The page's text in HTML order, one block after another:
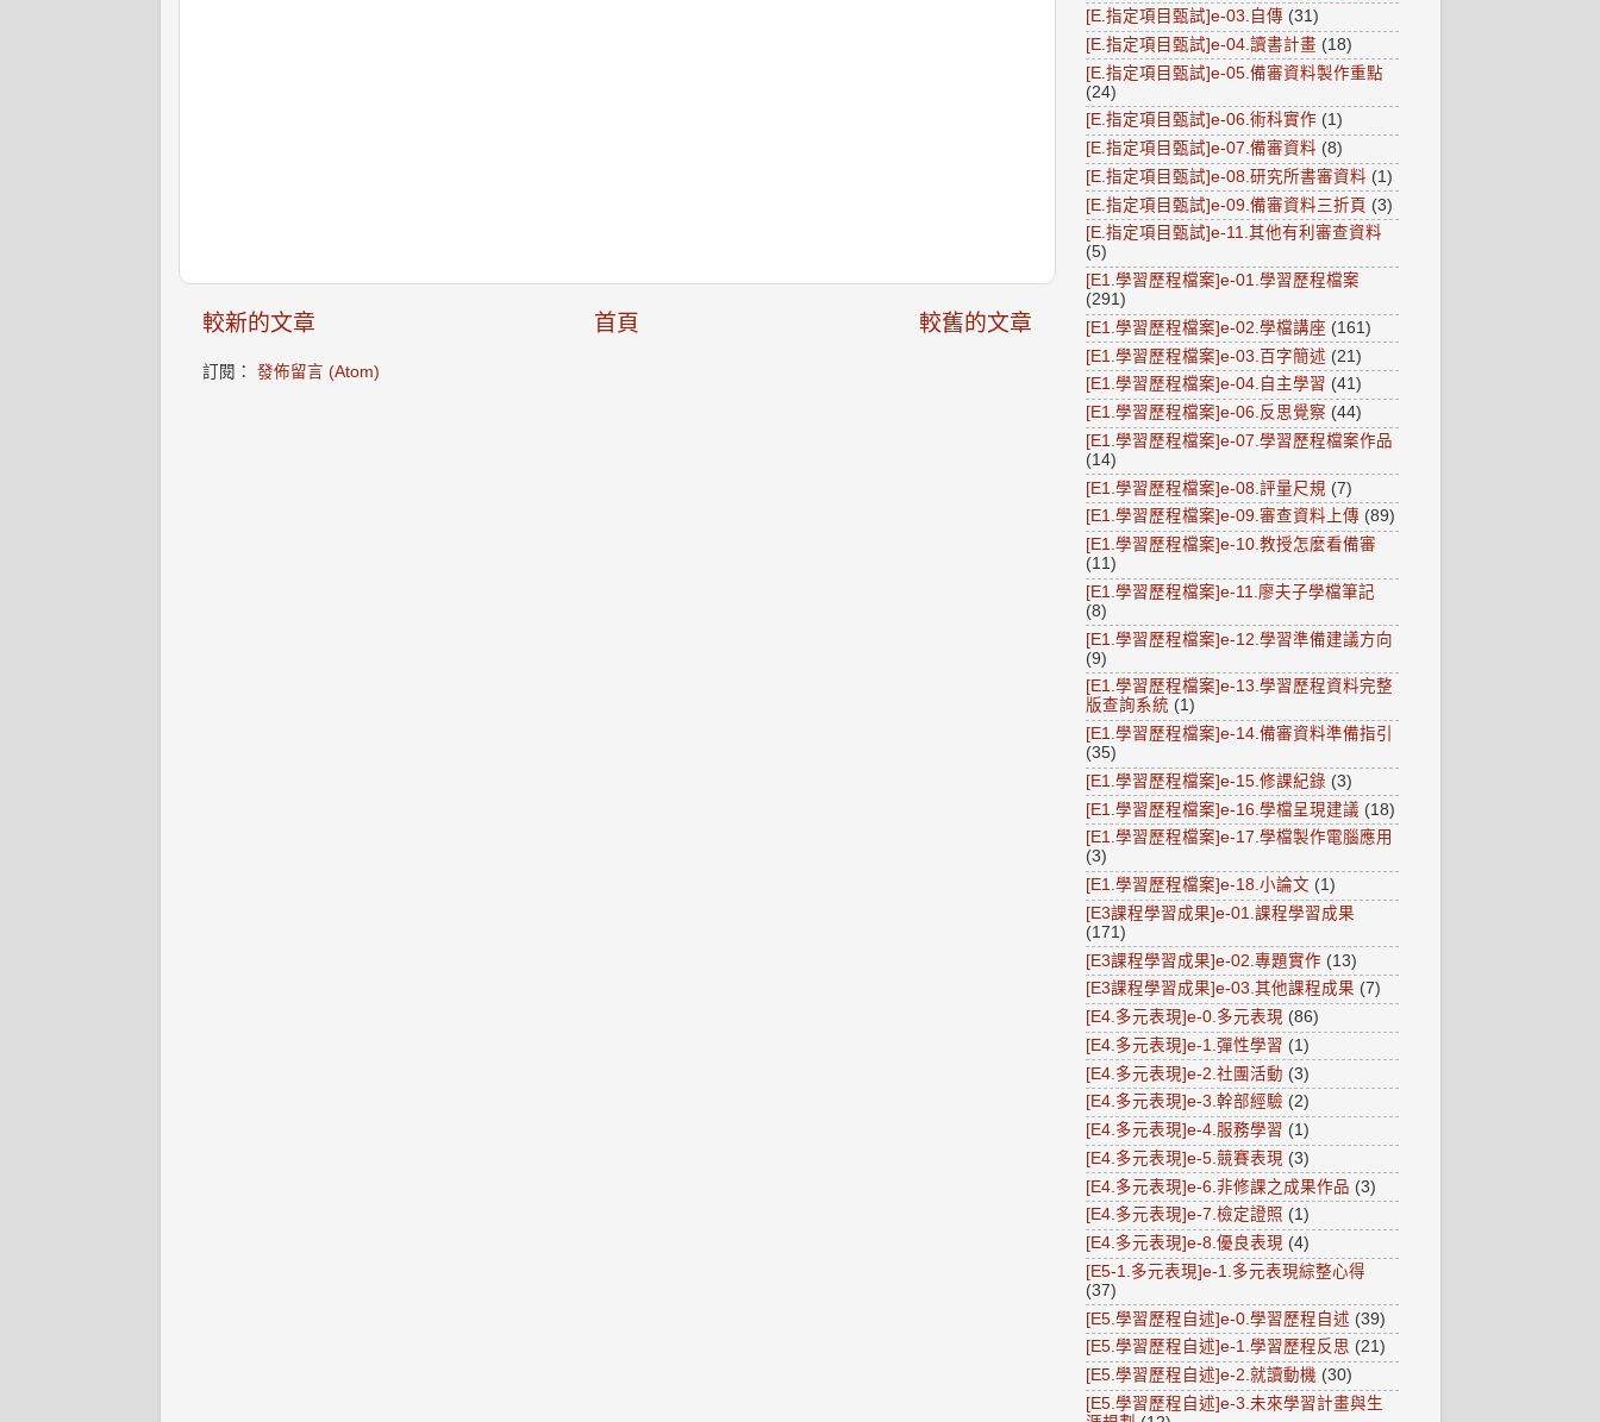
較新的文章 較舊的文章
首頁
訂閱： 發佈留言 (Atom)
[E.指定項目甄試]e-03.自傳 (31)
[E.指定項目甄試]e-04.讀書計畫 (18)
[E.指定項目甄試]e-05.備審資料製作重點
(24)
[E.指定項目甄試]e-06.術科實作 (1)
[E.指定項目甄試]e-07.備審資料 (8)
[E.指定項目甄試]e-08.研究所書審資料 (1)
[E.指定項目甄試]e-09.備審資料三折頁 (3)
[E.指定項目甄試]e-11.其他有利審查資料
(5)
[E1.學習歷程檔案]e-01.學習歷程檔案
(291)
[E1.學習歷程檔案]e-02.學檔講座 (161)
[E1.學習歷程檔案]e-03.百字簡述 (21)
[E1.學習歷程檔案]e-04.自主學習 (41)
[E1.學習歷程檔案]e-06.反思覺察 (44)
[E1.學習歷程檔案]e-07.學習歷程檔案作品
(14)
[E1.學習歷程檔案]e-08.評量尺規 (7)
[E1.學習歷程檔案]e-09.審查資料上傳 (89)
[E1.學習歷程檔案]e-10.教授怎麼看備審
(11)
[E1.學習歷程檔案]e-11.廖夫子學檔筆記
(8)
[E1.學習歷程檔案]e-12.學習準備建議方向
(9)
[E1.學習歷程檔案]e-13.學習歷程資料完整
版查詢系統 (1)
[E1.學習歷程檔案]e-14.備審資料準備指引
(35)
[E1.學習歷程檔案]e-15.修課紀錄 (3)
[E1.學習歷程檔案]e-16.學檔呈現建議 (18)
[E1.學習歷程檔案]e-17.學檔製作電腦應用
(3)
[E1.學習歷程檔案]e-18.小論文 (1)
[E3課程學習成果]e-01.課程學習成果
(171)
[E3課程學習成果]e-02.專題實作 (13)
[E3課程學習成果]e-03.其他課程成果 (7)
[E4.多元表現]e-0.多元表現 (86)
[E4.多元表現]e-1.彈性學習 (1)
[E4.多元表現]e-2.社團活動 (3)
[E4.多元表現]e-3.幹部經驗 (2)
[E4.多元表現]e-4.服務學習 (1)
[E4.多元表現]e-5.競賽表現 (3)
[E4.多元表現]e-6.非修課之成果作品 (3)
[E4.多元表現]e-7.檢定證照 (1)
[E4.多元表現]e-8.優良表現 (4)
[E5-1.多元表現]e-1.多元表現綜整心得
(37)
[E5.學習歷程自述]e-0.學習歷程自述 (39)
[E5.學習歷程自述]e-1.學習歷程反思 (21)
[E5.學習歷程自述]e-2.就讀動機 (30)
[E5.學習歷程自述]e-3.未來學習計畫與生